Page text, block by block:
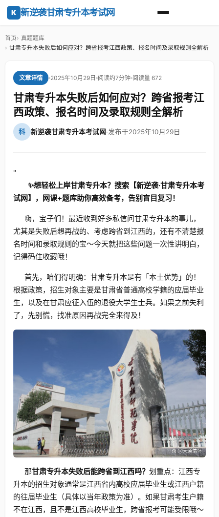
K 新逆袭甘肃专升本考试网
首页
真题题库
甘肃专升本失败后如何应对？跨省报考江西政策、报名时间及录取规则全解析
文章详情 2025年10月29日 阅读约7分钟 阅读量 672
甘肃专升本失败后如何应对？跨省报考江
西政策、报名时间及录取规则全解析
科 新逆袭甘肃专升本考试网·发布于2025年10月29日
"
✨想轻松上岸甘肃专升本？搜索【新逆袭·甘肃专升本考
试网】，网课+题库助你高效备考，告别盲目复习！
嗨，宝子们！最近收到好多私信问甘肃专升本的事儿，
尤其是失败后想再战的、考虑跨省到江西的，还有不清楚报
名时间和录取规则的宝～今天就把这些问题一次性讲明白，
记得码住收藏哦！
首先，咱们得明确：甘肃专升本是有「本土优势」的！
根据政策，招生对象主要是甘肃省普通高校学籍的应届毕业
生，以及在甘肃应征入伍的退役大学生士兵。如果之前失利
了，先别慌，找准原因再战完全来得及！
那甘肃专升本失败后能跨省到江西吗？ 划重点：江西专
升本的招生对象通常是江西省内高校应届毕业生或江西户籍
的往届毕业生（具体以当年政策为准）。如果甘肃考生户籍
不在江西，且不是江西高校毕业生，跨省报考可能受限哦～